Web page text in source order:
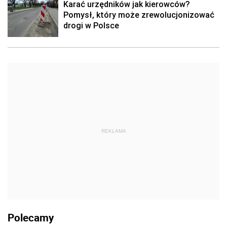
Karać urzędników jak kierowców?
Pomysł, który może zrewolucjonizować
drogi w Polsce
REKLAMA
Polecamy